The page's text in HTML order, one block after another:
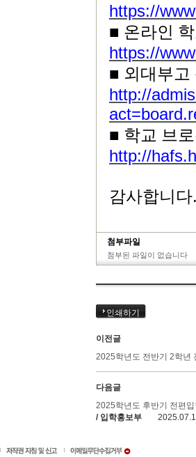
https://
■ 온라인
https://
■ 외대부
http://
■ 학교 브
http://
감사합니다
첨부파일
첨부된 파일이 없습니다
인쇄하기
이전글
2025학년도 전반기 2학년
다음글
2025학년도 후반기 전편
/ 입학홍보부